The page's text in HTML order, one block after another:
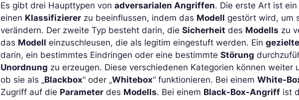
Es gibt drei Haupttypen vonadversarialen Angriffen. Die erste Art ist
einen Klassifizierer zu beeinflussen, indem das Modell gestört wird, um
verändern. Der zweite Typ besteht darin, dieSicherheit des Modells zu
das Modell einzuschleusen, die als legitim eingestuft werden. Ein
darin, ein bestimmtes Eindringen oder eine bestimmteStörung
Unordnung zu erzeugen. Diese verschiedenen Kategorien können
ob sie als „Blackbox“ oder „Whitebox“ funktionieren. Bei einemWhite-
Zugriff auf die Parameter des Modells. Bei einem Black-Box-Angriff ist